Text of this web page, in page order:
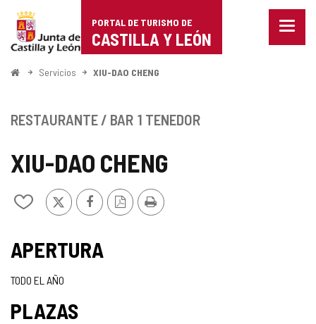
Portal
de
Turismo
Castilla
León
PORTAL DE TURISMO DE
CASTILLA Y LEÓN
Menu
InicioServicios XIU-DAO CHENG
XIU-DAO CHENG
Añadir/quitar
cuadernos
X FacebookVersión
PDF
Imprimir
RESTAURANTE / BAR 1 TENEDOR
APERTURA
TODO EL AÑO
PLAZAS